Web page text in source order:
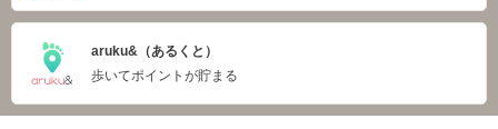
aruku&（あるくと）
歩いてポイントが貯まる